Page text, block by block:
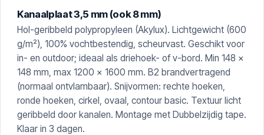
Kanaalplaat 3,5 mm (ook 8 mm)
Hol-geribbeld polypropyleen (Akylux). Lichtgewicht (600
g/m²), 100% vochtbestendig, scheurvast. Geschikt voor
in- en outdoor; ideaal als driehoek- of v-bord. Min 148 ×
148 mm, max 1200 × 1600 mm. B2 brandvertragend
(normaal ontvlambaar). Snijvormen: rechte hoeken,
ronde hoeken, cirkel, ovaal, contour basic. Textuur licht
geribbeld door kanalen. Montage met Dubbelzijdig tape.
Klaar in 3 dagen.